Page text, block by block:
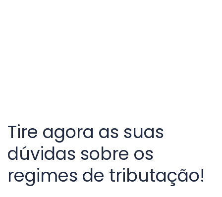
Tire agora as suas
dúvidas sobre os
regimes de tributação!